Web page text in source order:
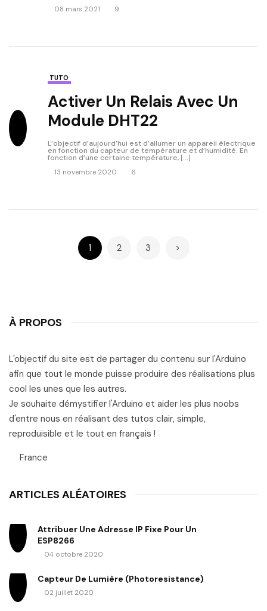
08 mars 2021 9
TUTO
Activer Un Relais Avec Un
Module DHT22
L’objectif d’aujourd’hui est d’allumer un appareil électrique
en fonction du capteur de température et d’humidité. En
fonction d’une certaine température, […]
13 novembre 2020 6
1 2 3 >
À PROPOS
L'objectif du site est de partager du contenu sur l'Arduino
afin que tout le monde puisse produire des réalisations plus
cool les unes que les autres.
Je souhaite démystifier l'Arduino et aider les plus noobs
d'entre nous en réalisant des tutos clair, simple,
reproduisible et le tout en français !
France
ARTICLES ALÉATOIRES
Attribuer Une Adresse IP Fixe Pour Un
ESP8266
04 octobre 2020
Capteur De Lumière (photoresistance)
02 juillet 2020